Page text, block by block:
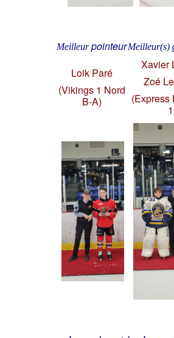
MeilleurpointeurMeilleur(s)
Loik Paré
(Vikings 1 Nord
B-A)
Xavier
Zoé
(Express